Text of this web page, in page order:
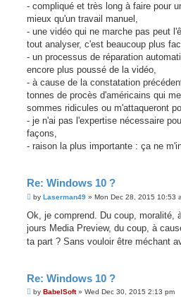
- compliqué et très long à faire pour
mieux qu'un travail manuel,
- une vidéo qui ne marche pas peut
tout analyser, c'est beaucoup plus
- un processus de réparation
encore plus poussé de la vidéo,
- à cause de la constatation
tonnes de procès d'américains qui
sommes ridicules ou m'attaqueront
- je n'ai pas l'expertise nécessaire
façons,
- raison la plus importante : ça ne
Re: Windows 10 ?
P
s
by Laserman49 » Mon Dec 28, 2015 10:53
Ok, je comprend. Du coup, moralité,
jours Media Preview, du coup, à
ta part ? Sans vouloir être méchant
Re: Windows 10 ?
Pby BabelSoft» Wed Dec 30, 2015 2:13 pm